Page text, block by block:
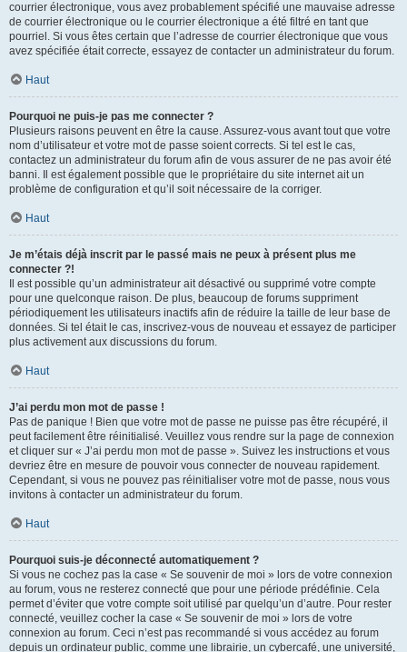
courrier électronique, vous avez probablement spécifié une mauvaise adresse
de courrier électronique ou le courrier électronique a été filtré en tant que
pourriel. Si vous êtes certain que l’adresse de courrier électronique que vous
avez spécifiée était correcte, essayez de contacter un administrateur du forum.
Haut
Pourquoi ne puis-je pas me connecter ?
Plusieurs raisons peuvent en être la cause. Assurez-vous avant tout que votre
nom d’utilisateur et votre mot de passe soient corrects. Si tel est le cas,
contactez un administrateur du forum afin de vous assurer de ne pas avoir été
banni. Il est également possible que le propriétaire du site internet ait un
problème de configuration et qu’il soit nécessaire de la corriger.
Haut
Je m’étais déjà inscrit par le passé mais ne peux à présent plus me
connecter ?!
Il est possible qu’un administrateur ait désactivé ou supprimé votre compte
pour une quelconque raison. De plus, beaucoup de forums suppriment
périodiquement les utilisateurs inactifs afin de réduire la taille de leur base de
données. Si tel était le cas, inscrivez-vous de nouveau et essayez de participer
plus activement aux discussions du forum.
Haut
J’ai perdu mon mot de passe !
Pas de panique ! Bien que votre mot de passe ne puisse pas être récupéré, il
peut facilement être réinitialisé. Veuillez vous rendre sur la page de connexion
et cliquer sur « J’ai perdu mon mot de passe ». Suivez les instructions et vous
devriez être en mesure de pouvoir vous connecter de nouveau rapidement.
Cependant, si vous ne pouvez pas réinitialiser votre mot de passe, nous vous
invitons à contacter un administrateur du forum.
Haut
Pourquoi suis-je déconnecté automatiquement ?
Si vous ne cochez pas la case « Se souvenir de moi » lors de votre connexion
au forum, vous ne resterez connecté que pour une période prédéfinie. Cela
permet d’éviter que votre compte soit utilisé par quelqu’un d’autre. Pour rester
connecté, veuillez cocher la case « Se souvenir de moi » lors de votre
connexion au forum. Ceci n’est pas recommandé si vous accédez au forum
depuis un ordinateur public, comme une librairie, un cybercafé, une université,